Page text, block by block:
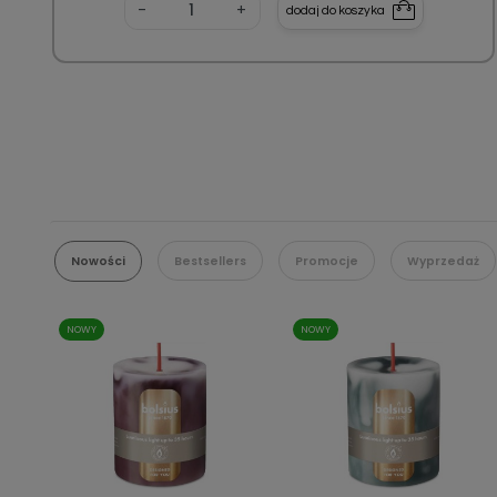
- + dodaj do koszyka
Nowości Bestsellers Promocje Wyprzedaż
NOWY NOWY